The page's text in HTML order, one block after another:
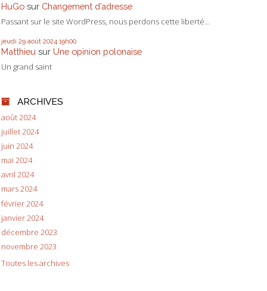
HuGo sur Changement d’adresse
Passant sur le site WordPress, nous perdons cette liberté...
jeudi 29 août 2024 19h00
Matthieu sur Une opinion polonaise
Un grand saint
ARCHIVES
août 2024
juillet 2024
juin 2024
mai 2024
avril 2024
mars 2024
février 2024
janvier 2024
décembre 2023
novembre 2023
Toutes les archives